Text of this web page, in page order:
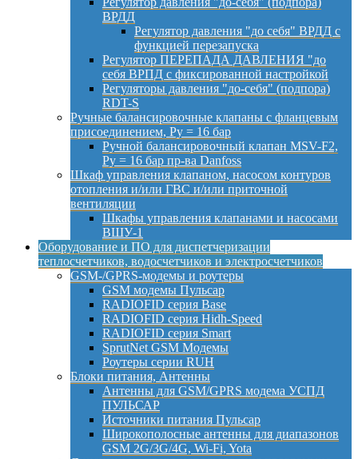
ВРДД
Регулятор давления "до себя" ВРДД с
функцией перезапуска
Регулятор ПЕРЕПАДА ДАВЛЕНИЯ "до
себя ВРПД с фиксированной настройкой
Регуляторы давления "до-себя" (подпора)
RDT-S
Ручные балансировочные клапаны с фланцевым
присоединением, Py = 16 бар
Ручной балансировочный клапан MSV-F2,
Py = 16 бар пр-ва Danfoss
Шкаф управления клапаном, насосом контуров
отопления и/или ГВС и/или приточной
вентиляции
Шкафы управления клапанами и насосами
ВШУ-1
Оборудование и ПО для диспетчеризации
теплосчетчиков, водосчетчиков и электросчетчиков
GSM-/GPRS-модемы и роутеры
GSM модемы Пульсар
RADIOFID серия Base
RADIOFID серия Hidh-Speed
RADIOFID серия Smart
SprutNet GSM Модемы
Роутеры серии RUH
Блоки питания, Антенны
Антенны для GSM/GPRS модема УСПД
ПУЛЬСАР
Источники питания Пульсар
Широкополосные антенны для диапазонов
GSM 2G/3G/4G, Wi-Fi, Yota